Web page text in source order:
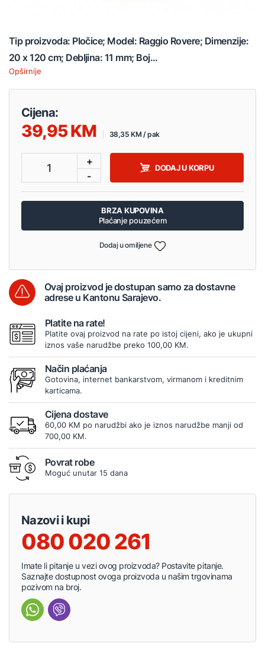
Tip proizvoda: Pločice; Model: Raggio Rovere; Dimenzije:
20 x 120 cm; Debljina: 11 mm; Boj...
Opširnije
Cijena:
39,95 38,35 KM / pak
1
+
-
DODAJ U KORPU
BRZA KUPOVINA
Plaćanje pouzećem
Dodaj u omiljene
Ovaj proizvod je dostupan samo za dostavne
adrese u Kantonu Sarajevo.
Platite na rate!
Platite ovaj proizvod na rate po istoj cijeni, ako je ukupni
iznos vaše narudžbe preko 100,00 KM.
Način plaćanja
Gotovina, internet bankarstvom, virmanom i kreditnim
karticama.
Cijena dostave
60,00 KM po narudžbi ako je iznos narudžbe manji od
700,00 KM.
Povrat robe
Moguć unutar 15 dana
Nazovi i kupi
080 020 261
Imate li pitanje u vezi ovog proizvoda? Postavite pitanje.
Saznajte dostupnost ovoga proizvoda u našim trgovinama
pozivom na broj.